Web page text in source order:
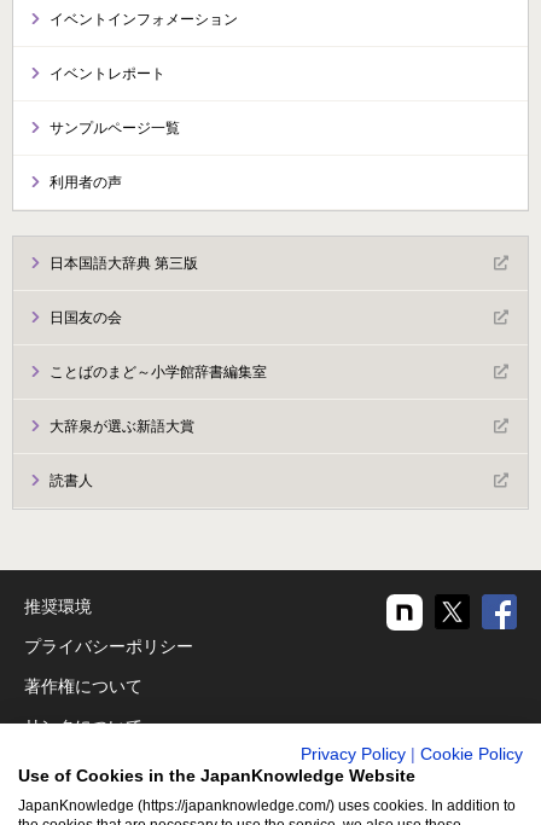
イベントインフォメーション
イベントレポート
サンプルページ一覧
利用者の声
日本国語大辞典 第三版
日国友の会
ことばのまど～小学館辞書編集室
大辞泉が選ぶ新語大賞
読書人
推奨環境
プライバシーポリシー
著作権について
リンクについて
免責事項
運営会社
Privacy Policy
Cookie Policy
Use of Cookies in the JapanKnowledge Website
JapanKnowledge (https://japanknowledge.com/) uses cookies. In addition to